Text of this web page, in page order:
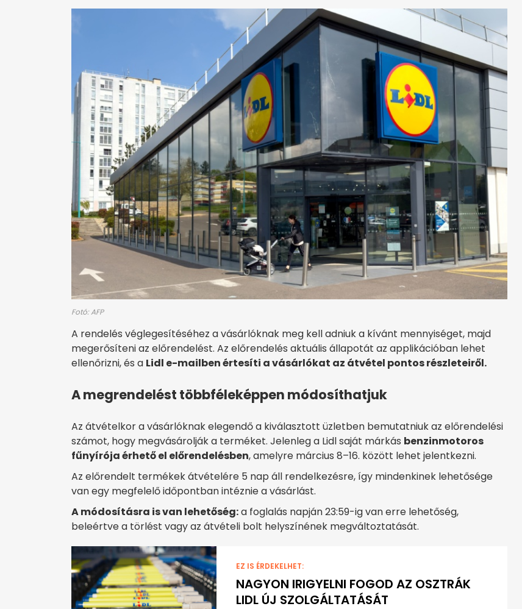
Fotó: AFP
A rendelés véglegesítéséhez a vásárlóknak meg kell adniuk a kívánt mennyiséget, majd
megerősíteni az előrendelést. Az előrendelés aktuális állapotát az applikációban lehet
ellenőrizni, és a Lidl e-mailben értesíti a vásárlókat az átvétel pontos részleteiről.
A megrendelést többféleképpen módosíthatjuk
Az átvételkor a vásárlóknak elegendő a kiválasztott üzletben bemutatniuk az előrendelési
számot, hogy megvásárolják a terméket. Jelenleg a Lidl saját márkás benzinmotoros
fűnyírója érhető el előrendelésben, amelyre március 8–16. között lehet jelentkezni.
Az előrendelt termékek átvételére 5 nap áll rendelkezésre, így mindenkinek lehetősége
van egy megfelelő időpontban intéznie a vásárlást.
A módosításra is van lehetőség:a foglalás napján 23:59-ig van erre lehetőség,
beleértve a törlést vagy az átvételi bolt helyszínének megváltoztatását.
EZ IS ÉRDEKELHET:
NAGYON IRIGYELNI FOGOD AZ OSZTRÁK
LIDL ÚJ SZOLGÁLTATÁSÁT